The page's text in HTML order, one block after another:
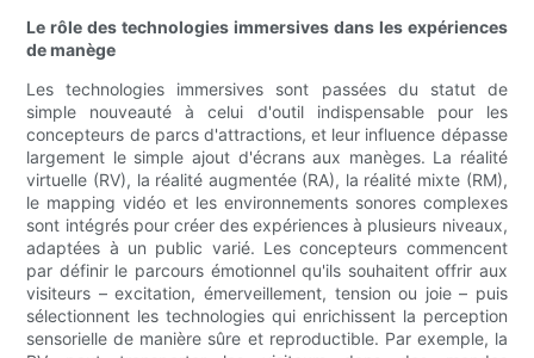
Le rôle des technologies immersives dans les expériences
de manège
Les technologies immersives sont passées du statut de
simple nouveauté à celui d'outil indispensable pour les
concepteurs de parcs d'attractions, et leur influence dépasse
largement le simple ajout d'écrans aux manèges. La réalité
virtuelle (RV), la réalité augmentée (RA), la réalité mixte (RM),
le mapping vidéo et les environnements sonores complexes
sont intégrés pour créer des expériences à plusieurs niveaux,
adaptées à un public varié. Les concepteurs commencent
par définir le parcours émotionnel qu'ils souhaitent offrir aux
visiteurs – excitation, émerveillement, tension ou joie – puis
sélectionnent les technologies qui enrichissent la perception
sensorielle de manière sûre et reproductible. Par exemple, la